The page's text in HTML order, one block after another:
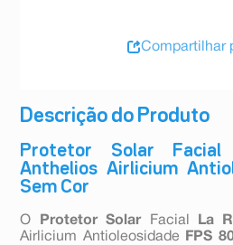
Descrição do Produto
Protetor Solar Facial
Anthelios Airlicium
Sem Cor
O Protetor SolarFacial La
Airlicium Antioleosidade FPS
Compartilhar